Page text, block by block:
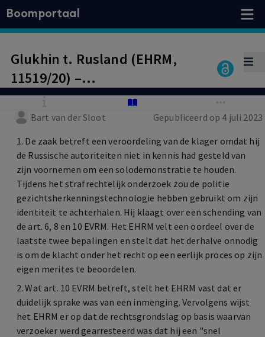
Boomportaal
Glukhin t. Rusland (EHRM,
11519/20) –
Gezichtsherkenning alleen
in uitzonderlijke gevallen
Bart van der Sloot
Gepubliceerd op 4 juli 2023
1. De zaak betreft een veroordeling van de klager omdat hij
de Russische autoriteiten niet in kennis had gesteld van
zijn voornemen om een solodemonstratie te houden.
Tijdens het strafrechtelijk onderzoek zou de politie
gezichtsherkenningstechnologie hebben gebruikt om zijn
identiteit te achterhalen. Hij klaagt over een schending van
de art. 6, 8 en 10 EVRM. Het EHRM velt een oordeel over de
laatste twee bepalingen en stelt dat het derhalve onnodig
is om de klacht onder het recht op een eerlijk proces op zijn
eigen merites te beoordelen.
2. Wat art. 10 EVRM betreft, stelt het EHRM vast dat er
duidelijk sprake was van een inmenging. Vervolgens wijst
het EHRM er op dat de rechtsgrondslag op basis waarvan
verzoeker werd gearresteerd was dat hij een "snel